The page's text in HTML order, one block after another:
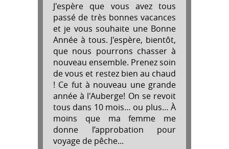
J'espère que vous avez tous
passé de très bonnes vacances
et je vous souhaite une Bonne
Année à tous. J'espère, bientôt,
que nous pourrons chasser à
nouveau ensemble. Prenez soin
de vous et restez bien au chaud
! Ce fut à nouveau une grande
année à l'Auberge! On se revoit
tous dans 10 mois… ou plus… À
moins que ma femme me
donne l’approbation pour
voyage de pêche...